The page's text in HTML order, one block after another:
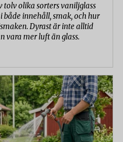
tolv olika sorters vaniljglass
både innehåll, smak, och hur
Dyrast är inte alltid
vara mer luft än glass.